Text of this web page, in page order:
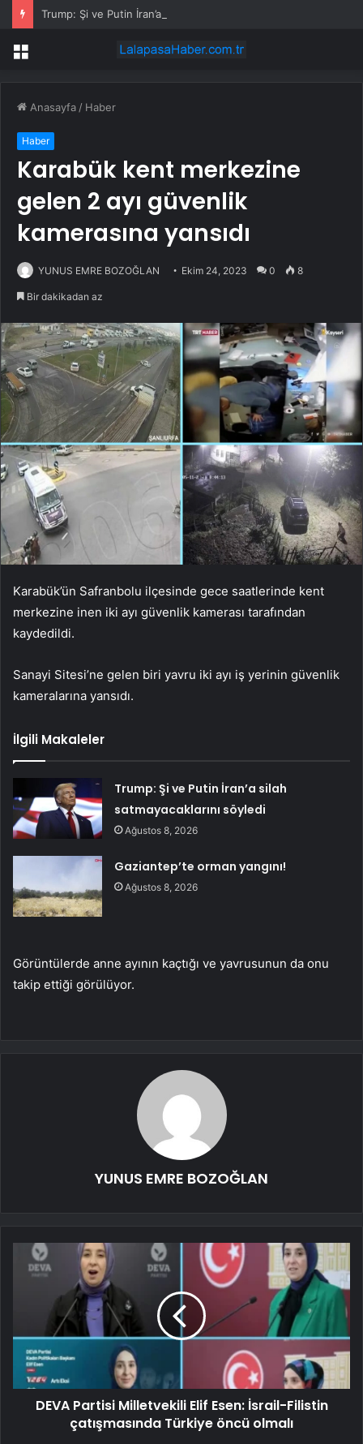
Trump: Şi ve Putin İran’a silah satmayacaklarını söyledi
Menü
Anasayfa / Haber
Haber
Karabük kent merkezine
gelen 2 ayı güvenlik
kamerasına yansıdı
YUNUS EMRE BOZOĞLAN Ekim 24, 2023 0 8
Bir dakikadan az
Karabük’ün Safranbolu ilçesinde gece saatlerinde kent
merkezine inen iki ayı güvenlik kamerası tarafından
kaydedildi.
Sanayi Sitesi’ne gelen biri yavru iki ayı iş yerinin güvenlik
kameralarına yansıdı.
İlgili Makaleler
Trump: Şi ve Putin İran’a silah
satmayacaklarını söyledi
Ağustos 8, 2026
Gaziantep’te orman yangını!
Ağustos 8, 2026
Görüntülerde anne ayının kaçtığı ve yavrusunun da onu
takip ettiği görülüyor.
YUNUS EMRE BOZOĞLAN
DEVA Partisi Milletvekili Elif Esen: İsrail-Filistin
çatışmasında Türkiye öncü olmalı